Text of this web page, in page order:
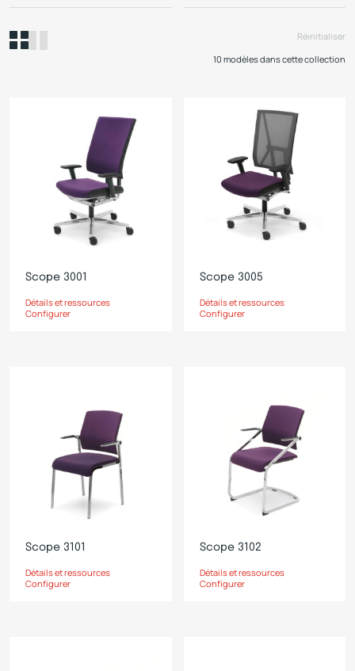
Réinitialiser
10 modèles dans cette collection
Scope 3001
Détails et ressources
Configurer
Scope 3005
Détails et ressources
Configurer
Scope 3101
Détails et ressources
Configurer
Scope 3102
Détails et ressources
Configurer